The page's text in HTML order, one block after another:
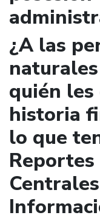
¿A las
quién
historia
lo que